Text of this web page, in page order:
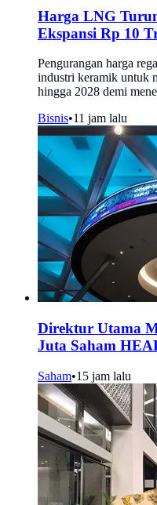
Harga LNG
Ekspansi Rp 10
Pengurangan harga
industri keramik untuk
hingga 2028 demi
Bisnis•11 jam lalu
Direktur Utama
Juta Saham
Saham•15 jam lalu